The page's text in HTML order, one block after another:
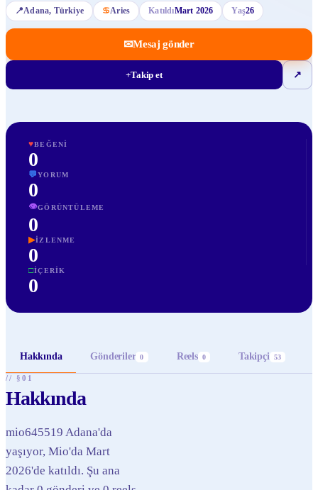
📍Adana, Türkiye ♋Aries KatıldıMart 2026 Yaş26
✉Mesaj gönder
+Takip et ↗
♥BEĞENI
0
💬YORUM
0
👁GÖRÜNTÜLEME
0
▶İZLENME
0
□İÇERIK
0
Hakkında Gönderiler 0 Reels 0 Takipçi 53
// §01
Hakkında
mio645519 Adana'da
yaşıyor, Mio'da Mart
2026'de katıldı. Şu ana